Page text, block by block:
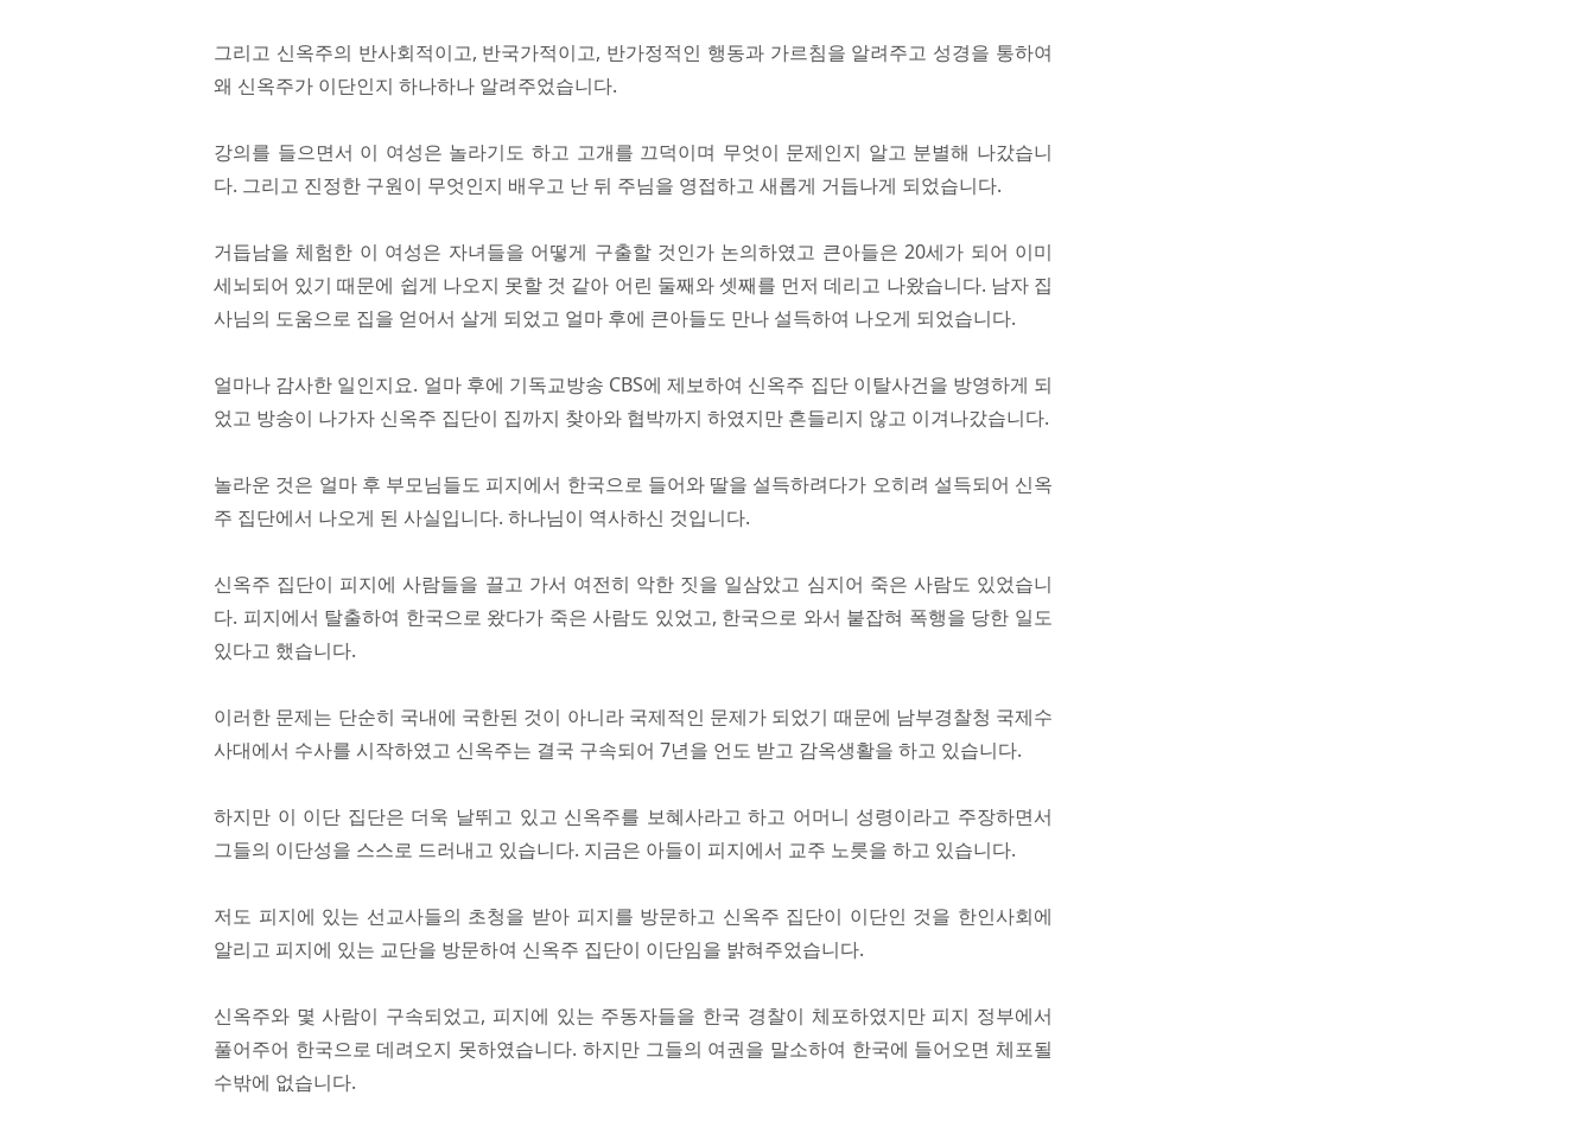
그리고 신옥주의 반사회적이고, 반국가적이고, 반가정적인 행동과 가르침을 알려주고 성경을 통하여
왜 신옥주가 이단인지 하나하나 알려주었습니다.
강의를 들으면서 이 여성은 놀라기도 하고 고개를 끄덕이며 무엇이 문제인지 알고 분별해 나갔습니
다. 그리고 진정한 구원이 무엇인지 배우고 난 뒤 주님을 영접하고 새롭게 거듭나게 되었습니다.
거듭남을 체험한 이 여성은 자녀들을 어떻게 구출할 것인가 논의하였고 큰아들은 20세가 되어 이미
세뇌되어 있기 때문에 쉽게 나오지 못할 것 같아 어린 둘째와 셋째를 먼저 데리고 나왔습니다. 남자 집
사님의 도움으로 집을 얻어서 살게 되었고 얼마 후에 큰아들도 만나 설득하여 나오게 되었습니다.
얼마나 감사한 일인지요. 얼마 후에 기독교방송 CBS에 제보하여 신옥주 집단 이탈사건을 방영하게 되
었고 방송이 나가자 신옥주 집단이 집까지 찾아와 협박까지 하였지만 흔들리지 않고 이겨나갔습니다.
놀라운 것은 얼마 후 부모님들도 피지에서 한국으로 들어와 딸을 설득하려다가 오히려 설득되어 신옥
주 집단에서 나오게 된 사실입니다. 하나님이 역사하신 것입니다.
신옥주 집단이 피지에 사람들을 끌고 가서 여전히 악한 짓을 일삼았고 심지어 죽은 사람도 있었습니
다. 피지에서 탈출하여 한국으로 왔다가 죽은 사람도 있었고, 한국으로 와서 붙잡혀 폭행을 당한 일도
있다고 했습니다.
이러한 문제는 단순히 국내에 국한된 것이 아니라 국제적인 문제가 되었기 때문에 남부경찰청 국제수
사대에서 수사를 시작하였고 신옥주는 결국 구속되어 7년을 언도 받고 감옥생활을 하고 있습니다.
하지만 이 이단 집단은 더욱 날뛰고 있고 신옥주를 보혜사라고 하고 어머니 성령이라고 주장하면서
그들의 이단성을 스스로 드러내고 있습니다. 지금은 아들이 피지에서 교주 노릇을 하고 있습니다.
저도 피지에 있는 선교사들의 초청을 받아 피지를 방문하고 신옥주 집단이 이단인 것을 한인사회에
알리고 피지에 있는 교단을 방문하여 신옥주 집단이 이단임을 밝혀주었습니다.
신옥주와 몇 사람이 구속되었고, 피지에 있는 주동자들을 한국 경찰이 체포하였지만 피지 정부에서
풀어주어 한국으로 데려오지 못하였습니다. 하지만 그들의 여권을 말소하여 한국에 들어오면 체포될
수밖에 없습니다.